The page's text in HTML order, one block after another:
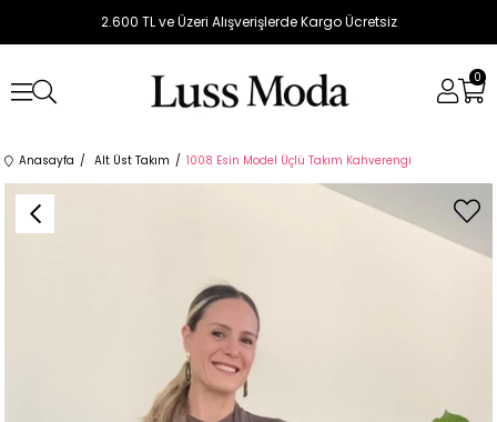
2.600 TL ve Üzeri Alışverişlerde Kargo Ücretsiz
0
Anasayfa Alt Üst Takım 1008 Esin Model Üçlü Takım Kahverengi